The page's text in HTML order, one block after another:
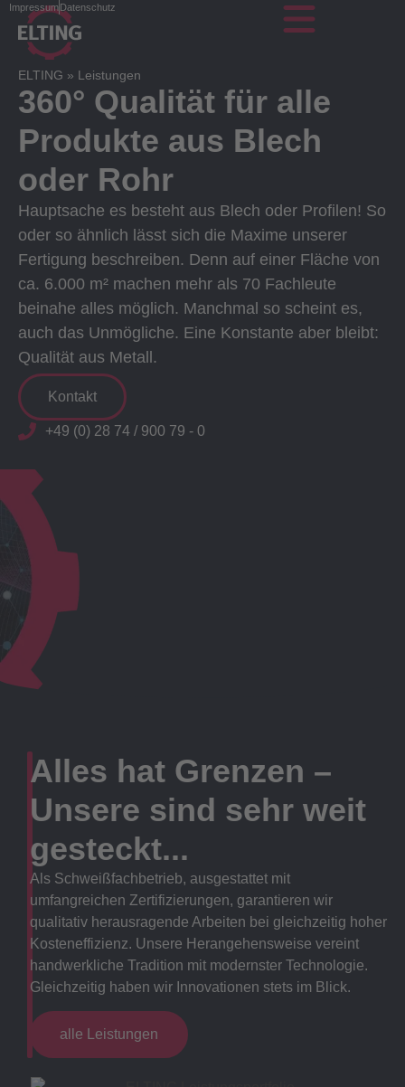
ImpressumDatenschutz
ELTING » Leistungen
360° Qualität für alle
Produkte aus Blech
oder Rohr
Hauptsache es besteht aus Blech oder Profilen! So
oder so ähnlich lässt sich die Maxime unserer
Fertigung beschreiben. Denn auf einer Fläche von
ca. 6.000 m² machen mehr als 70 Fachleute
beinahe alles möglich. Manchmal so scheint es,
auch das Unmögliche. Eine Konstante aber bleibt:
Qualität aus Metall.
Kontakt
+49 (0) 28 74 / 900 79 - 0
Alles hat Grenzen –
Unsere sind sehr weit
gesteckt...
Als Schweißfachbetrieb, ausgestattet mit
umfangreichen Zertifizierungen, garantieren wir
qualitativ herausragende Arbeiten bei gleichzeitig hoher
Kosteneffizienz. Unsere Herangehensweise vereint
handwerkliche Tradition mit modernster Technologie.
Gleichzeitig haben wir Innovationen stets im Blick.
alle Leistungen